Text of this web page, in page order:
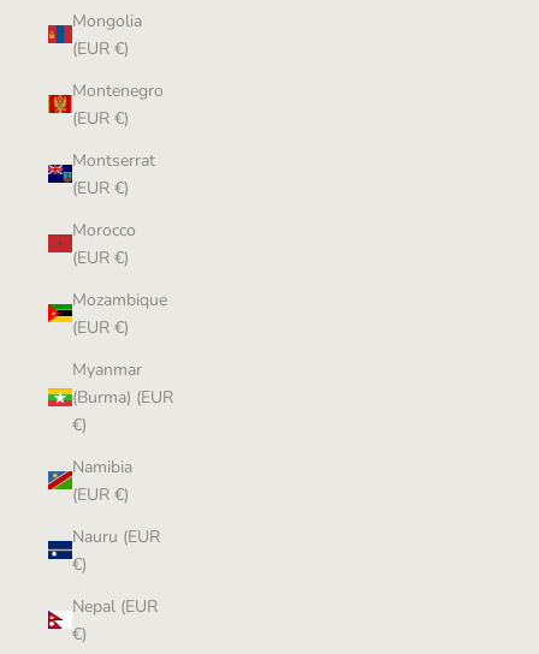
Mongolia
(EUR €)
Montenegro
(EUR €)
Montserrat
(EUR €)
Morocco
(EUR €)
Mozambique
(EUR €)
Myanmar
(Burma) (EUR
€)
Namibia
(EUR €)
Nauru (EUR
€)
Nepal (EUR
€)